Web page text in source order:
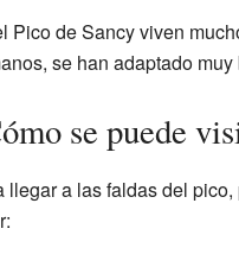
Pico de Sancy viven
se han adaptado
se puede
llegar a las faldas del